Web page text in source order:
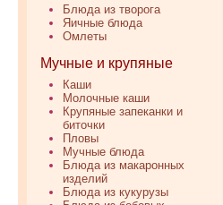
Блюда из творога
Яичные блюда
Омлеты
Мучные и крупяные
Каши
Молочные каши
Крупяные запеканки и
биточки
Пловы
Мучные блюда
Блюда из макаронных
изделий
Блюда из кукурузы